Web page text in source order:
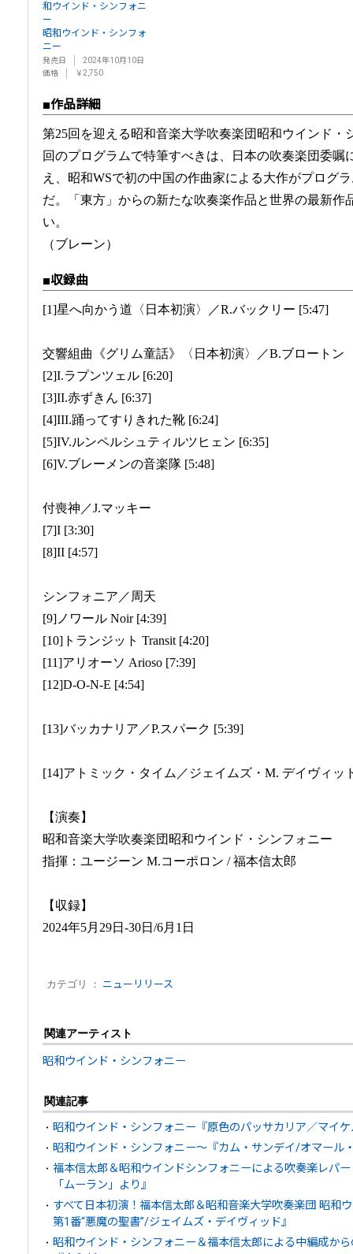
和ウインド・シンフォニ
ー
昭和ウインド・シンフォ
ニー
発売日
2024年10月10日
価格
￥2,750
■作品詳細
第25回を迎える昭和音楽大学吹奏楽団昭和ウインド・
回のプログラムで特筆すべきは、日本の吹奏楽団委嘱
え、昭和WSで初の中国の作曲家による大作がプログ
だ。「東方」からの新たな吹奏楽作品と世界の最新作
い。
（ブレーン）
■収録曲
[1]星へ向かう道〈日本初演〉／R.バックリー [5:47]
交響組曲《グリム童話》〈日本初演〉／B.ブロートン
[2]I.ラプンツェル [6:20]
[3]II.赤ずきん [6:37]
[4]III.踊ってすりきれた靴 [6:24]
[5]IV.ルンペルシュティルツヒェン [6:35]
[6]V.ブレーメンの音楽隊 [5:48]
付喪神／J.マッキー
[7]I [3:30]
[8]II [4:57]
シンフォニア／周天
[9]ノワール Noir [4:39]
[10]トランジット Transit [4:20]
[11]アリオーソ Arioso [7:39]
[12]D-O-N-E [4:54]
[13]バッカナリア／P.スパーク [5:39]
[14]アトミック・タイム／ジェイムズ・M. デイヴィッ
【演奏】
昭和音楽大学吹奏楽団昭和ウインド・シンフォニー
指揮：ユージーン M.コーポロン / 福本信太郎
【収録】
2024年5月29日-30日/6月1日
カテゴリ ： ニューリリース
関連アーティスト
昭和ウインド・シンフォニー
関連記事
昭和ウインド・シンフォニー『原色のパッサカリア／マイ
昭和ウインド・シンフォニー～『カム・サンデイ/オマール
福本信太郎＆昭和ウインドシンフォニーによる吹奏楽レパ
「ムーラン」より』
すべて日本初演！福本信太郎＆昭和音楽大学吹奏楽団 昭和
第1番“悪魔の聖書”/ジェイムズ・デイヴィッド』
昭和ウインド・シンフォニー＆福本信太郎による中編成か